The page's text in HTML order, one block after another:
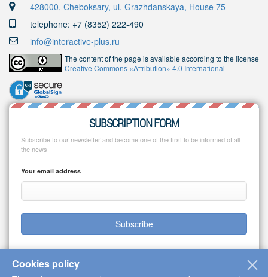
428000, Cheboksary, ul. Grazhdanskaya, House 75
telephone: +7 (8352) 222-490
info@interactive-plus.ru
The content of the page is available according to the license
Creative Commons «Attribution» 4.0 International
SUBSCRIPTION FORM
Subscribe to our newsletter and become one of the first to be informed of all
the news!
Your email address
Subscribe
Cookies policy